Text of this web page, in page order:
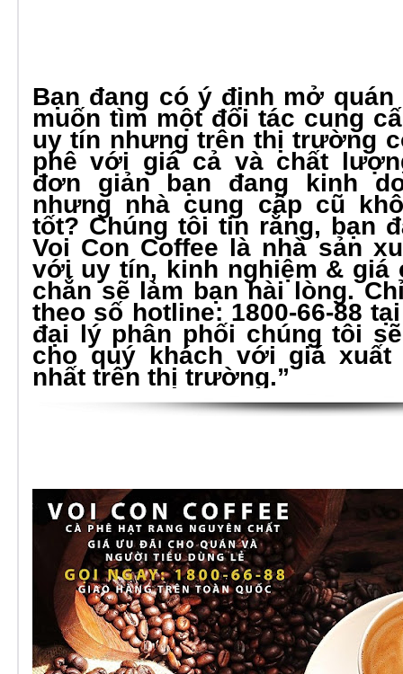
Bạn đang có ý định mở
muốn tìm một đối tác cung
uy tín nhưng trên thị trường
phê với giá cả và chất
đơn giản bạn đang kinh
nhưng nhà cung cấp cũ
tốt? Chúng tôi tin rằng, bạn
Voi Con Coffee là nhà sản
với uy tín, kinh nghiệm & giá
chắn sẽ làm bạn hài lòng.
theo số hotline: 1800-66-88
đại lý phân phối chúng tôi
cho quý khách với giá xuất
nhất trên thị trường.”